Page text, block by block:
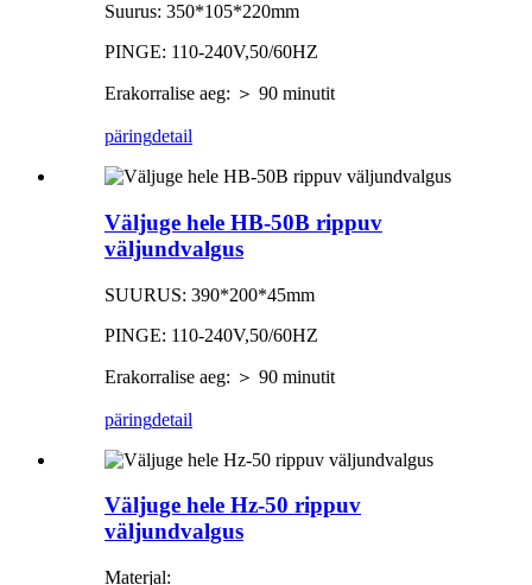
Suurus: 350*105*220mm
PINGE: 110-240V,50/60HZ
Erakorralise aeg: ＞ 90 minutit
päringdetail
Väljuge hele HB-50B rippuv
väljundvalgus
SUURUS: 390*200*45mm
PINGE: 110-240V,50/60HZ
Erakorralise aeg: ＞ 90 minutit
päringdetail
Väljuge hele Hz-50 rippuv
väljundvalgus
Materjal: